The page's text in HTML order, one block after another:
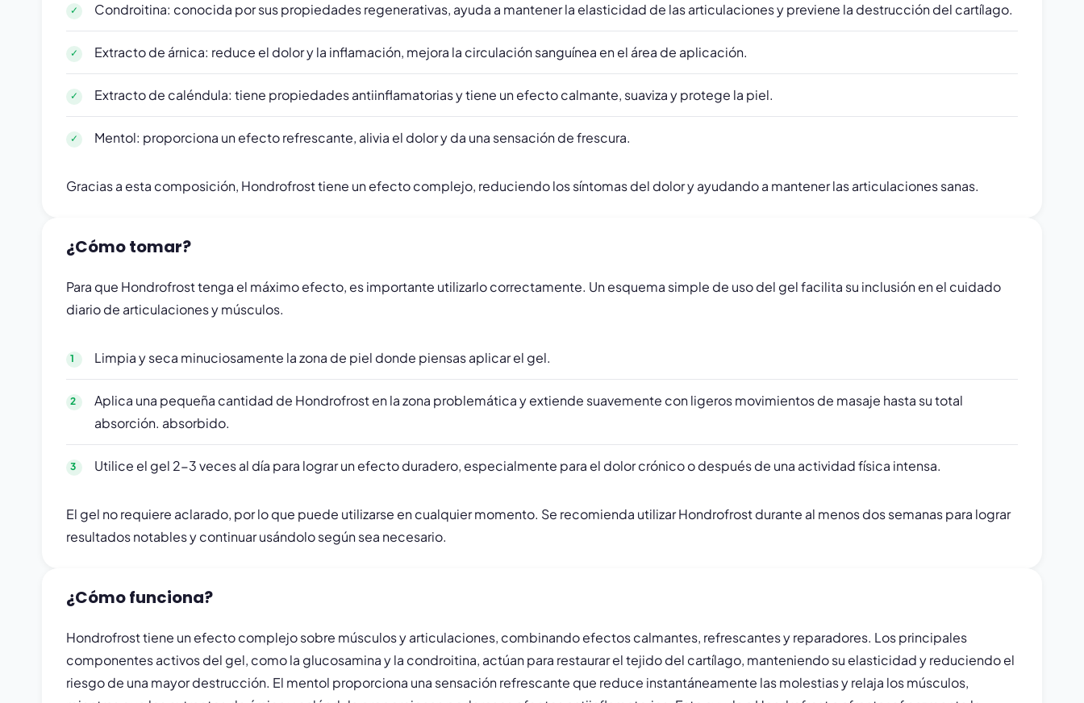
Condroitina: conocida por sus propiedades regenerativas, ayuda a mantener la elasticidad de las articulaciones y previene la destrucción del cartílago.
Extracto de árnica: reduce el dolor y la inflamación, mejora la circulación sanguínea en el área de aplicación.
Extracto de caléndula: tiene propiedades antiinflamatorias y tiene un efecto calmante, suaviza y protege la piel.
Mentol: proporciona un efecto refrescante, alivia el dolor y da una sensación de frescura.
Gracias a esta composición, Hondrofrost tiene un efecto complejo, reduciendo los síntomas del dolor y ayudando a mantener las articulaciones sanas.
¿Cómo tomar?
Para que Hondrofrost tenga el máximo efecto, es importante utilizarlo correctamente. Un esquema simple de uso del gel facilita su inclusión en el cuidado
diario de articulaciones y músculos.
Limpia y seca minuciosamente la zona de piel donde piensas aplicar el gel.
Aplica una pequeña cantidad de Hondrofrost en la zona problemática y extiende suavemente con ligeros movimientos de masaje hasta su total
absorción. absorbido.
Utilice el gel 2-3 veces al día para lograr un efecto duradero, especialmente para el dolor crónico o después de una actividad física intensa.
El gel no requiere aclarado, por lo que puede utilizarse en cualquier momento. Se recomienda utilizar Hondrofrost durante al menos dos semanas para lograr
resultados notables y continuar usándolo según sea necesario.
¿Cómo funciona?
Hondrofrost tiene un efecto complejo sobre músculos y articulaciones, combinando efectos calmantes, refrescantes y reparadores. Los principales
componentes activos del gel, como la glucosamina y la condroitina, actúan para restaurar el tejido del cartílago, manteniendo su elasticidad y reduciendo el
riesgo de una mayor destrucción. El mentol proporciona una sensación refrescante que reduce instantáneamente las molestias y relaja los músculos,